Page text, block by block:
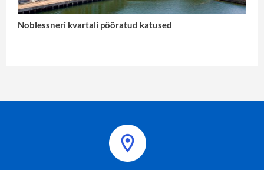
Noblessneri kvartali pööratud katused